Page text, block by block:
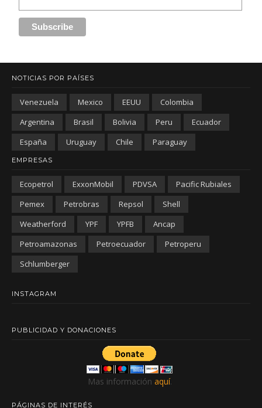
NOTICIAS POR PAÍSES
Venezuela Mexico EEUU
Colombia
Argentina
Brasil Bolivia Peru
Ecuador
España
Uruguay Chile Paraguay
EMPRESAS
Ecopetrol ExxonMobil PDVSA
Pacific Rubiales
Pemex
Petrobras Repsol
Shell
Weatherford
YPF YPFB
Ancap
Petroamazonas
Petroecuador
Petroperu
Schlumberger
INSTAGRAM
PUBLICIDAD Y DONACIONES
Mas información aquí.
PÁGINAS DE INTERÉS